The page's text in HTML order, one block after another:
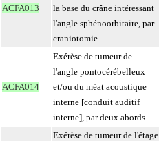
ACFA013
la base du crâne intéressant
l'angle sphénoorbitaire, par
craniotomie
ACFA014
Exérèse de tumeur de
l'angle pontocérébelleux
et/ou du méat acoustique
interne [conduit auditif
interne], par deux abords
Exérèse de tumeur de l'étage